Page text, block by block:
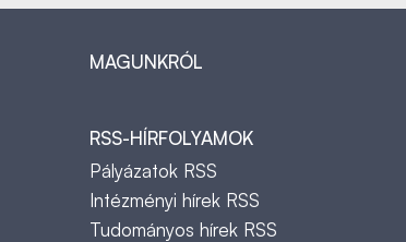
MAGUNKRÓL
RSS-HÍRFOLYAMOK
Pályázatok RSS
Intézményi hírek RSS
Tudományos hírek RSS